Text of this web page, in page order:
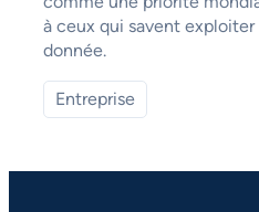
à ceux qui savent exploiter
donnée.
Entreprise